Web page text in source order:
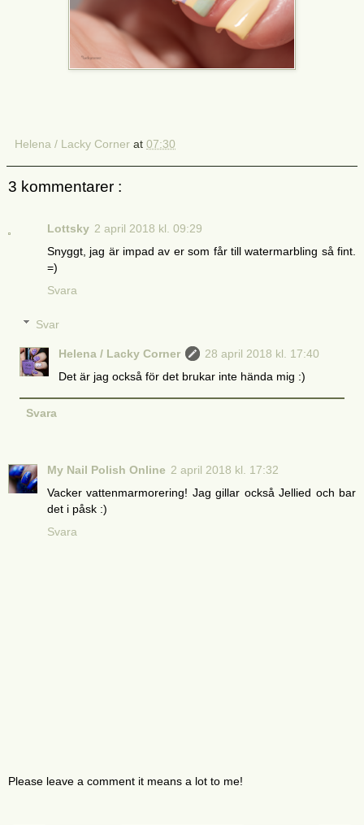
Helena / Lacky Corner at 07:30
3 kommentarer :
Lottsky 2 april 2018 kl. 09:29
Snyggt, jag är impad av er som får till watermarbling så fint.
=)
Svara
Svar
Helena / Lacky Corner
28 april 2018 kl. 17:40
Det är jag också för det brukar inte hända mig :)
Svara
My Nail Polish Online 2 april 2018 kl. 17:32
Vacker vattenmarmorering! Jag gillar också Jellied och bar
det i påsk :)
Svara
Please leave a comment it means a lot to me!